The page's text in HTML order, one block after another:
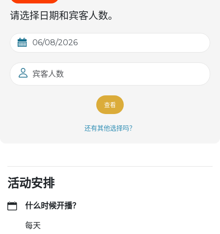
请选择日期和宾客人数。
宾客人数
查看
还有其他选择吗？
活动安排
什么时候开播？
每天